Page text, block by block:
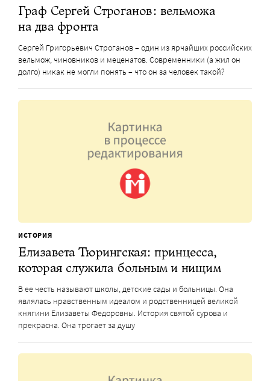
Граф Сергей Строганов: вельможа
на два фронта
Сергей Григорьевич Строганов – один из ярчайших российских
вельмож, чиновников и меценатов. Современники (а жил он
долго) никак не могли понять – что он за человек такой?
ИСТОРИЯ
Елизавета Тюрингская: принцесса,
которая служила больным и нищим
В ее честь называют школы, детские сады и больницы. Она
являлась нравственным идеалом и родственницей великой
княгини Елизаветы Федоровны. История святой сурова и
прекрасна. Она трогает за душу